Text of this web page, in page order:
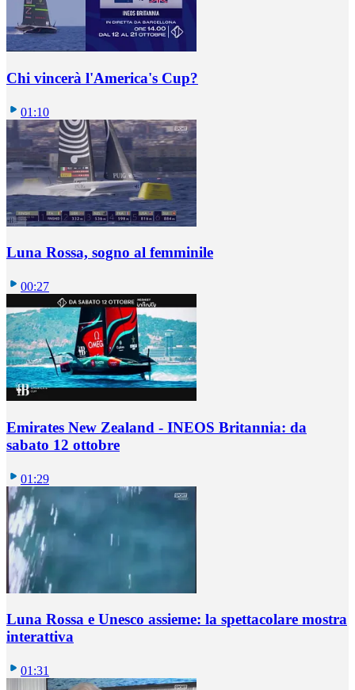
Chi vincerà l'America's Cup?
01:10
Luna Rossa, sogno al femminile
00:27
Emirates New Zealand - INEOS Britannia: da
sabato 12 ottobre
01:29
Luna Rossa e Unesco assieme: la spettacolare mostra
interattiva
01:31